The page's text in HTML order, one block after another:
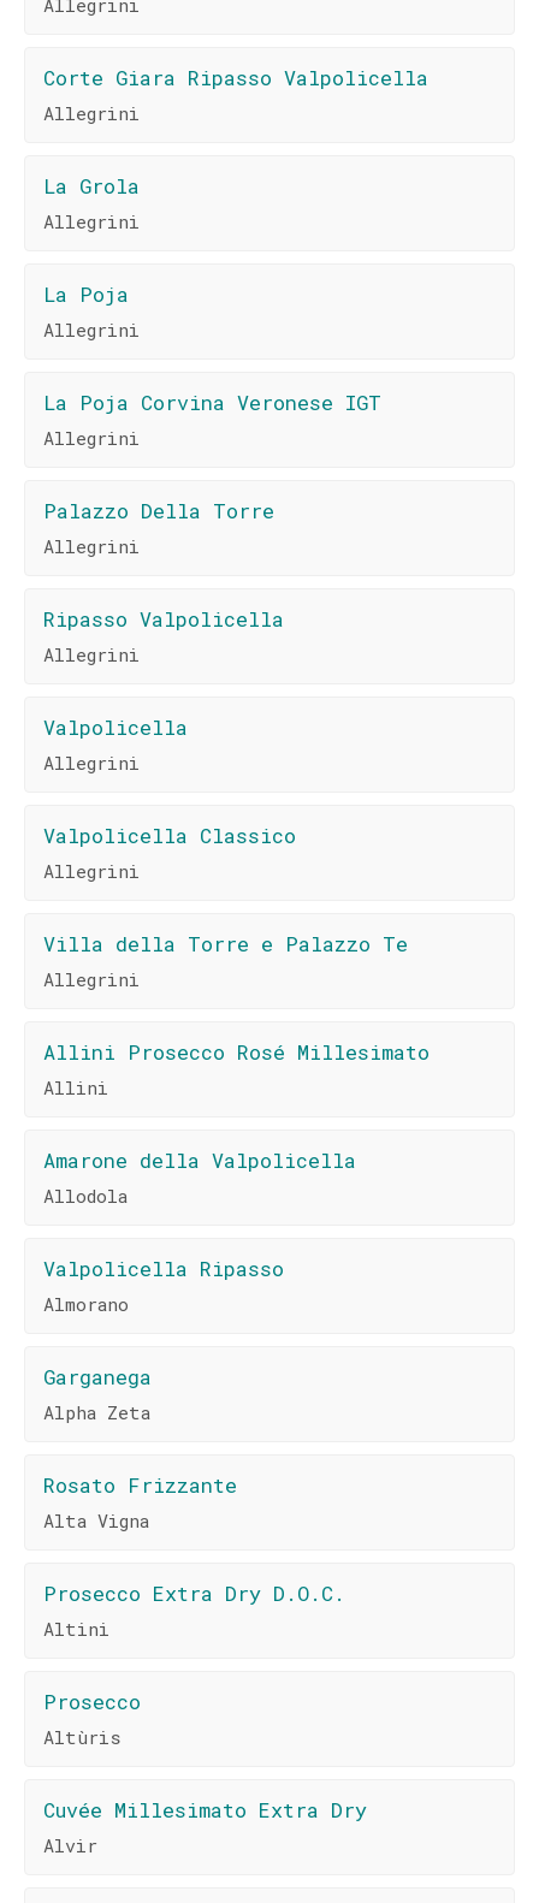
Allegrini
Corte Giara Ripasso Valpolicella
Allegrini
La Grola
Allegrini
La Poja
Allegrini
La Poja Corvina Veronese IGT
Allegrini
Palazzo Della Torre
Allegrini
Ripasso Valpolicella
Allegrini
Valpolicella
Allegrini
Valpolicella Classico
Allegrini
Villa della Torre e Palazzo Te
Allegrini
Allini Prosecco Rosé Millesimato
Allini
Amarone della Valpolicella
Allodola
Valpolicella Ripasso
Almorano
Garganega
Alpha Zeta
Rosato Frizzante
Alta Vigna
Prosecco Extra Dry D.O.C.
Altini
Prosecco
Altùris
Cuvée Millesimato Extra Dry
Alvir